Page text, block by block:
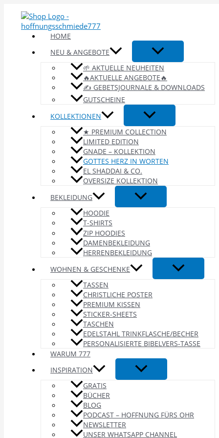
Inhalt
springen
HOME
NEU & ANGEBOTE
🌱 AKTUELLE NEUHEITEN
🔥AKTUELLE ANGEBOTE🔥
✍️ GEBETSJOURNALE & DOWNLOADS
GUTSCHEINE
KOLLEKTIONEN
★ PREMIUM COLLECTION
LIMITED EDITION
GNADE – KOLLEKTION
GOTTES HERZ IN WORTEN
EL SHADDAI & CO.
OVERSIZE KOLLEKTION
BEKLEIDUNG
HOODIE
T-SHIRTS
ZIP HOODIES
DAMENBEKLEIDUNG
HERRENBEKLEIDUNG
WOHNEN & GESCHENKE
TASSEN
CHRISTLICHE POSTER
PREMIUM KISSEN
STICKER-SHEETS
TASCHEN
EDELSTAHL TRINKFLASCHE/BECHER
PERSONALISIERTE BIBELVERS-TASSE
WARUM 777
INSPIRATION
GRATIS
BÜCHER
BLOG
PODCAST – HOFFNUNG FÜRS OHR
NEWSLETTER
UNSER WHATSAPP CHANNEL